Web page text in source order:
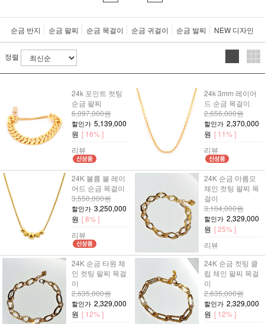
순금 반지 순금 팔찌 순금 목걸이 순금 귀걸이 순금 발찌 NEW 디자인
정렬
24k 포인트 컷팅
순금 팔찌
6,097,000원
할인가 5,139,000
원 [ 16% ]
리뷰
24k 3mm 레이어
드 순금 목걸이
2,656,000원
할인가 2,370,000
원 [ 11% ]
리뷰
24K 볼륨 볼 레이
어드 순금 목걸이
3,550,000원
할인가 3,250,000
원 [ 8% ]
리뷰
24K 순금 마름모
체인 컷팅 팔찌 목
걸이
3,104,000원
할인가 2,329,000
원 [ 25% ]
리뷰
24K 순금 타원 체
인 컷팅 팔찌 목걸
이
2,635,000원
할인가 2,329,000
원 [ 12% ]
24K 순금 컷팅 클
립 체인 팔찌 목걸
이
2,635,000원
할인가 2,329,000
원 [ 12% ]